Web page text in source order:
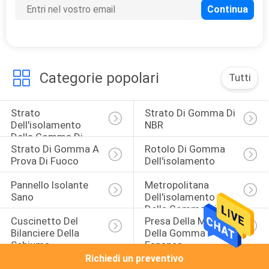
pavimento della
pedana mobile
13
Clay Shooting
Targets
13
Categorie popolari Tutti
Strato
Dell'isolamento
Della Gomma Di
Nitrile
Strato Di Gomma Di
NBR
Strato Di Gomma A
Prova Di Fuoco
Rotolo Di Gomma
Dell'isolamento
Pannello Isolante
Sano
Metropolitana
Dell'isolamento
Della Gomma Di
Nitrile
Cuscinetto Del
Bilanciere Della
Schiuma
Presa Della Maniglia
Della Gomma
Espansa
Richiedi un preventivo